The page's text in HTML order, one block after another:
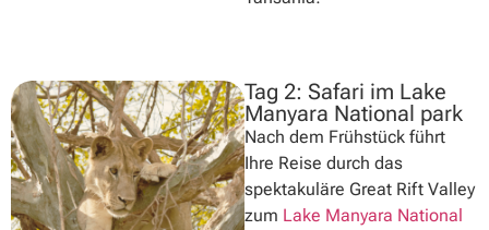
Tag 2: Safari im Lake
Manyara National park
Nach dem Frühstück führt
Ihre Reise durch das
spektakuläre Great Rift Valley
zum Lake Manyara National